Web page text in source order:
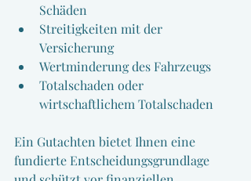
Schäden
Streitigkeiten mit der
Versicherung
Wertminderung des Fahrzeugs
Totalschaden oder
wirtschaftlichem Totalschaden
Ein Gutachten bietet Ihnen eine
fundierte Entscheidungsgrundlage